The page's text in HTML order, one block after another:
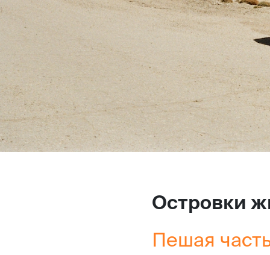
Островки
Пешая